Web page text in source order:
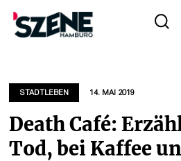
springenSTADTLEBEN 14. MAI 2019
Death Café:
Tod, bei Kaffee